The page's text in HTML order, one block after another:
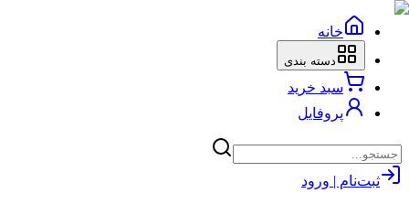
خانه
دسته بندی
سبد خرید
پروفایل
ثبت‌نام | ورود